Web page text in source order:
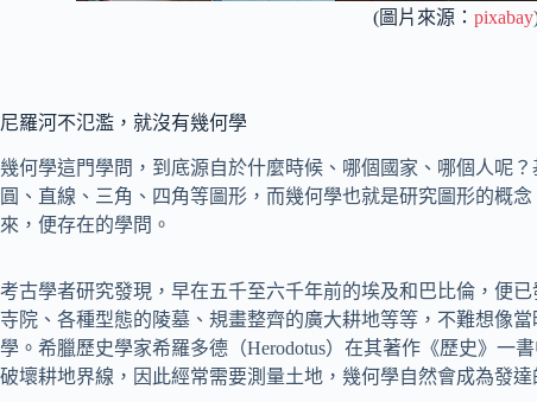
(圖片來源： pixabay
尼羅河不氾濫，就沒有幾何學
幾何學這門學問，到底源自於什麼時候、哪個國家、哪個人呢
圓、直線、三角、四角等圖形，而幾何學也就是研究圖形的概
來，便存在的學問。
考古學者研究發現，早在五千至六千年前的埃及和巴比倫，便
寺院、各種型態的陵墓、規畫整齊的廣大耕地等等，不難想像
學。希臘歷史學家希羅多德（Herodotus）在其著作《歷史》一
破壞耕地界線，因此經常需要測量土地，幾何學自然會成為發達